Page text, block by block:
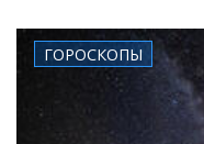
ГОРОСКОПЫ